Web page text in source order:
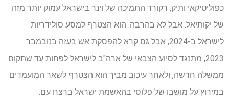
כפוליטיקאי ותיק, רקורד התמיכה של וינר בישראל עמוק יותר מזה
של יקותיאל. אבל לא בהרבה. הוא הצטרף למסע סולידריות
לישראל ב-2024, אבל גם קרא להפסקת אש בעזה בנובמבר
2023, מתנגד לסיוע הצבאי של ארה"ב לישראל לפחות עד שתקום
ממשלה חדשה, ולאחר עיכוב מביך הוא הצטרף לשאר המועמדים
במירוץ על מושבו של פלוסי בהאשמת ישראל ברצח עם.